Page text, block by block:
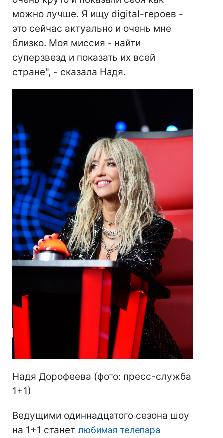
можно лучше. Я ищу digital-героев -
это сейчас актуально и очень мне
близко. Моя миссия - найти
суперзвезд и показать их всей
стране", - сказала Надя.
Надя Дорофеева (фото: пресс-служба
1+1)
Ведущими одиннадцатого сезона шоу
на 1+1 станет любимая телепара